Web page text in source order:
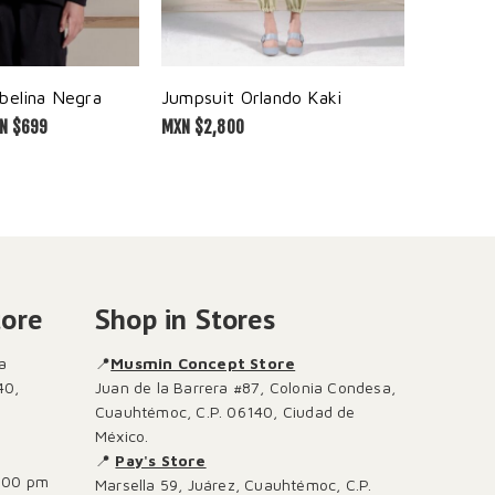
Negra
$699
Jumpsuit Orlando Kaki
MXN $2,800
pm
Shop in Stores
📍Musmin Concept Store
Juan de la Barrera #87, Colonia Condesa,
Cuauhtémoc, C.P. 06140, Ciudad de
México.
📍 Pay's Store
Marsella 59, Juárez, Cuauhtémoc, C.P.